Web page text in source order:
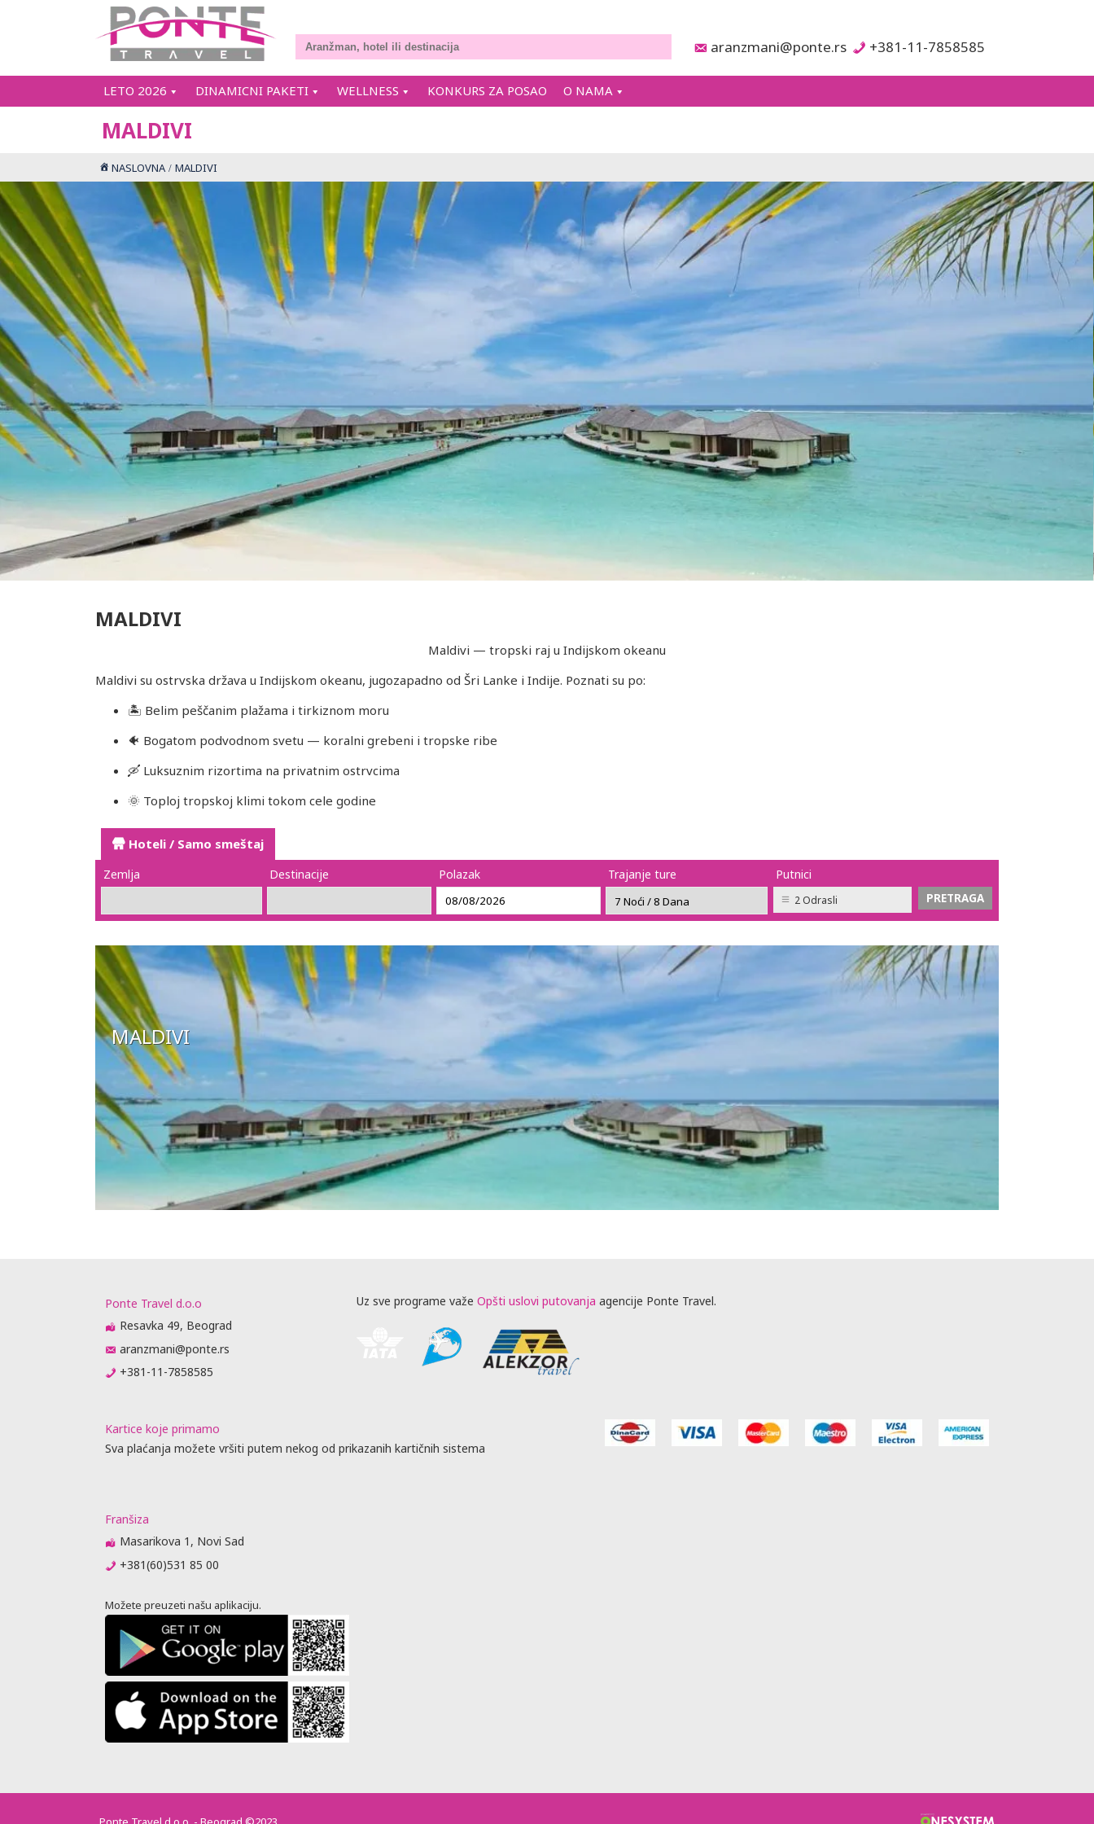
aranzmani@ponte.rs +381-11-7858585
LETO 2026 DINAMICNI PAKETI WELLNESS KONKURS ZA POSAO O NAMA
MALDIVI
NASLOVNA MALDIVI
MALDIVI
Maldivi — tropski raj u Indijskom okeanu
Maldivi su ostrvska država u Indijskom okeanu, jugozapadno od Šri Lanke i Indije. Poznati su po:
🏝️ Belim peščanim plažama i tirkiznom moru
🐠 Bogatom podvodnom svetu — koralni grebeni i tropske ribe
🛶 Luksuznim rizortima na privatnim ostrvcima
🌞 Toploj tropskoj klimi tokom cele godine
Hoteli / Samo smeštaj
Zemlja Destinacije Polazak Trajanje ture Putnici
2 Odrasli
MALDIVI
Ponte Travel d.o.o
Resavka 49, Beograd
aranzmani@ponte.rs
+381-11-7858585
Uz sve programe važe Opšti uslovi putovanja agencije Ponte Travel.
Kartice koje primamo
Sva plaćanja možete vršiti putem nekog od prikazanih kartičnih sistema
Franšiza
Masarikova 1, Novi Sad
+381(60)531 85 00
Možete preuzeti našu aplikaciju.